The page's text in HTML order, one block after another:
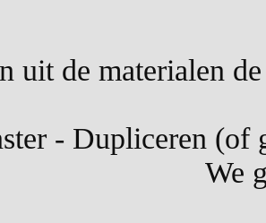
uit de materialen
- Dupliceren (of
We